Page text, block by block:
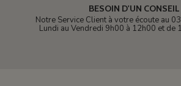
BESOIN D'UN CONSEIL
Notre Service Client à votre écoute au
Lundi au Vendredi 9h00 à 12h00 et de